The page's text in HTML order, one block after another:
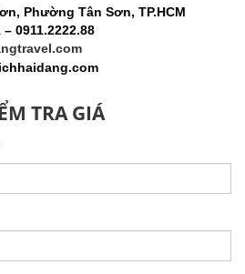
Phường Tân Sơn, TP.HCM
0911.2222.88
TRA GIÁ